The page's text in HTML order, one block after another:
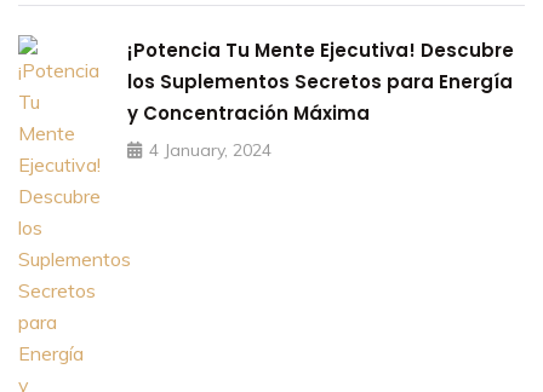
¡Potencia Tu Mente Ejecutiva! Descubre
los Suplementos Secretos para Energía
y Concentración Máxima
4 January, 2024